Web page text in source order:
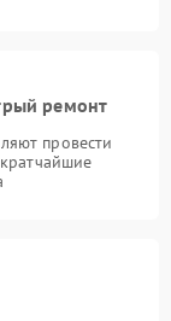
ремонт
провести